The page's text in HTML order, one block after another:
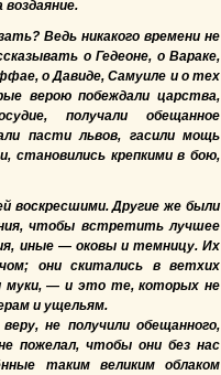
Ведь никакого времени не
о Гедеоне, о Вараке,
о Давиде, Самуиле и о тех
верою побеждали царства,
получали обещанное
пасти львов, гасили мощь
становились крепкими в бою,
воскресшими. Другие же были
чтобы встретить лучшее
иные — оковы и темницу. Их
они скитались в ветхих
муки, — и это те, которых не
и ущельям.
не получили обещанного,
пожелал, чтобы они без нас
таким великим облаком